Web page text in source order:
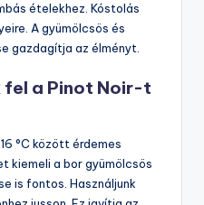
ételekhez. Kóstolás
A gyümölcsös és
gazdagítja az élményt.
fel a Pinot Noir-t
°C között érdemes
kiemeli a bor gyümölcsös
is fontos. Használjunk